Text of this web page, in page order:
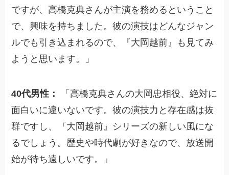
ですが、高橋克典さんが主演を務めるということ
で、興味を持ちました。彼の演技はどんなジャン
ルでも引き込まれるので、『大岡越前』も見てみ
ようと思います。」
40代男性：
「高橋克典さんの大岡忠相役、絶対に
面白いに違いないです。彼の演技力と存在感は抜
群ですし、『大岡越前』シリーズの新しい風にな
るでしょう。歴史や時代劇が好きなので、放送開
始が待ち遠しいです。」